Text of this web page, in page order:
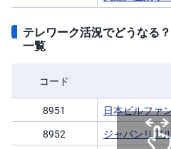
テレワーク活況でどうなる
一覧
コード
8951
日本ビルファ
8952
ジャパンリア